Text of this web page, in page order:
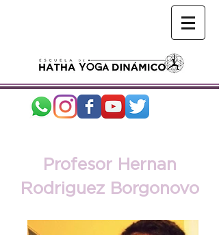
Profesor Hernan
Rodriguez Borgonovo